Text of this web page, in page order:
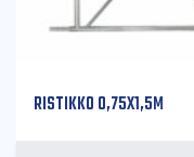
RISTIKKO 0,75X1,5M